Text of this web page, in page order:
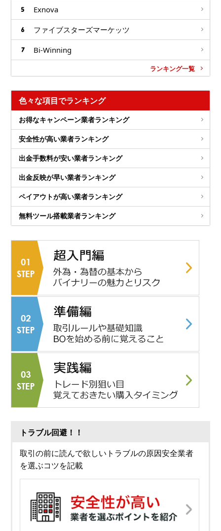
Exnova
ファイブスターズマーケッツ
Bi-Winning
ランキング一覧
色々な項目でランキング
お得なキャンペーン業者ランキング
安全性が高い業者ランキング
出金手数料が安い業者ランキング
出金反映が早い業者ランキング
ペイアウトが高い業者ランキング
無料ツール搭載業者ランキング
トラブル回避！！
取引の前に読んで欲しいトラブルの原因安全業者
を選ぶコツを記載